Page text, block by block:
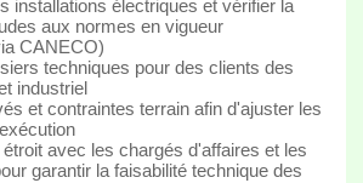
installations électriques et vérifier la
aux normes en vigueur
CANECO)
techniques pour des clients des
industriel
et contraintes terrain afin d'ajuster les
avec les chargés d'affaires et les
garantir la faisabilité technique des